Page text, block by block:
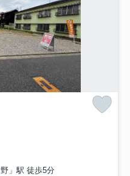
」駅 徒歩5分